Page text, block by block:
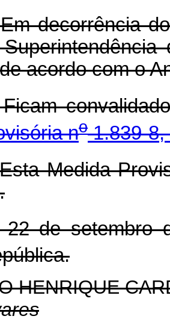
decorrência
acordo com o
no1.839-8,
Medida
22 de setembro
HENRIQUE